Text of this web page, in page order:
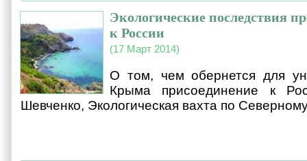
Экологические последствия
к России
(17 Март 2014)
О том, чем обернется для
Крыма присоединение к
Шевченко, Экологическая вахта по